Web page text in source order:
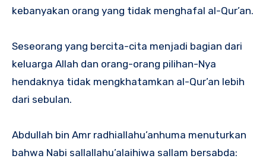
kebanyakan orang yang tidak menghafal al-Qur’an.
Seseorang yang bercita-cita menjadi bagian dari
keluarga Allah dan orang-orang pilihan-Nya
hendaknya tidak mengkhatamkan al-Qur’an lebih
dari sebulan.
Abdullah bin Amr radhiallahu’anhuma menuturkan
bahwa Nabi sallallahu’alaihiwa sallam bersabda: